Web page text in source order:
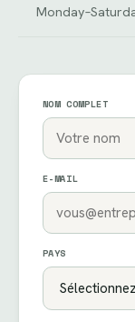
NOM COMPLET
E-MAIL
PAYS